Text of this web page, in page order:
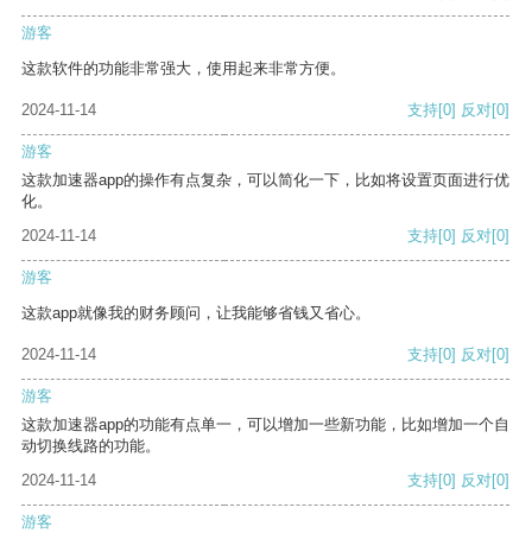
游客
这款软件的功能非常强大，使用起来非常方便。
2024-11-14 支持[0] 反对[0]
游客
这款加速器app的操作有点复杂，可以简化一下，比如将设置页面进行优
化。
2024-11-14
支持[0] 反对[0]
游客
这款app就像我的财务顾问，让我能够省钱又省心。
2024-11-14 支持[0] 反对[0]
游客
这款加速器app的功能有点单一，可以增加一些新功能，比如增加一个自
动切换线路的功能。
2024-11-14
支持[0] 反对[0]
游客